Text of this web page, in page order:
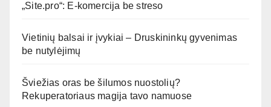
„Site.pro“: E-komercija be streso
Vietinių balsai ir įvykiai – Druskininkų gyvenimas
be nutylėjimų
Šviežias oras be šilumos nuostolių?
Rekuperatoriaus magija tavo namuose